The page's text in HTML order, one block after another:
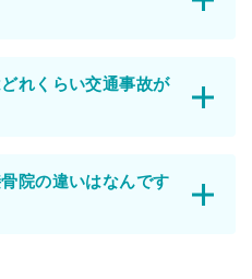
れくらい交通事故が
院の違いはなんです